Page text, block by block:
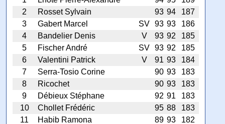
2
Rosset Sylvain 93 94
187
3
Gabert Marcel SV 93 93
186
4
Bandelier Denis V 93 92
185
5
Fischer André SV 93 92
185
6
Valentini Patrick V 91 93
184
7
Serra-Tosio Corine 90 93
183
8
Ricochet 90 93
183
9
Débieux Stéphane 92 91
183
10
Chollet Frédéric 95 88
183
11
Habib Ramona 89 93
182